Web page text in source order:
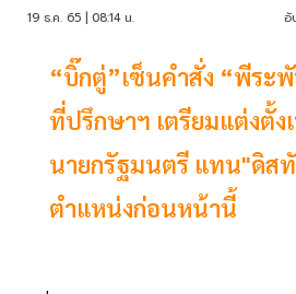
19 ธ.ค. 65 | 08:14 น. อั
“บิ๊กตู่”เซ็นคำสั่ง “พีระ
ที่ปรึกษาฯ เตรียมแต่งตั้ง
นายกรัฐมนตรี แทน"ดิส
ตำแหน่งก่อนหน้านี้